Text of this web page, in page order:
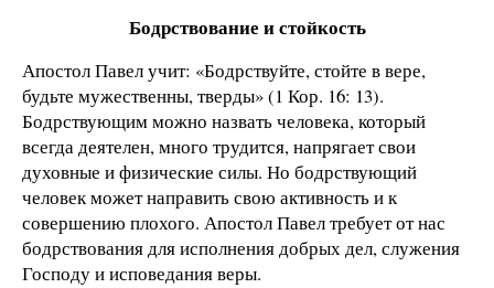
Бодрствование и стойкость
Апостол Павел учит: «Бодрствуйте, стойте в вере,
будьте мужественны, тверды» (1 Кор. 16: 13).
Бодрствующим можно назвать человека, который
всегда деятелен, много трудится, напрягает свои
духовные и физические силы. Но бодрствующий
человек может направить свою активность и к
совершению плохого. Апостол Павел требует от нас
бодрствования для исполнения добрых дел, служения
Господу и исповедания веры.